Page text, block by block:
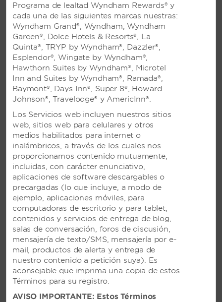
NUESTROS RESORTS
Programa de lealtad Wyndham Rewards® y
cada una de las siguientes marcas nuestras:
Wyndham Grand®, Wyndham, Wyndham
Garden®, Dolce Hotels & Resorts®, La
Quinta®, TRYP by Wyndham®, Dazzler®,
Esplendor®, Wingate by Wyndham®,
Hawthorn Suites by Wyndham®, Microtel
Inn and Suites by Wyndham®, Ramada®,
Baymont®, Days Inn®, Super 8®, Howard
Johnson®, Travelodge® y AmericInn®.
Los Servicios web incluyen nuestros sitios
web, sitios web para celulares y otros
medios habilitados para internet o
inalámbricos, a través de los cuales nos
proporcionamos contenido mutuamente,
incluidas, con carácter enunciativo,
aplicaciones de software descargables o
precargadas (lo que incluye, a modo de
ejemplo, aplicaciones móviles, para
computadoras de escritorio y para tablet,
contenidos y servicios de entrega de blog,
salas de conversación, foros de discusión,
mensajería de texto/SMS, mensajería por e-
mail, productos de alerta y entrega de
nuestro contenido a petición suya). Es
aconsejable que imprima una copia de estos
Términos para su registro.
AVISO IMPORTANTE: Estos Términos